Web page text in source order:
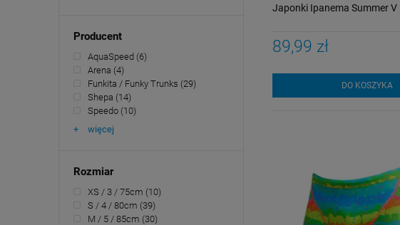
Producent
AquaSpeed (6)
Arena (4)
Funkita / Funky Trunks (29)
Shepa (14)
Speedo (10)
więcej
Rozmiar
XS / 3 / 75cm (10)
S / 4 / 80cm (39)
M / 5 / 85cm (30)
Japonki Ipanema Summer V
89,99 zł
DO KOSZYKA